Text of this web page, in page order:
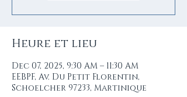
Heure et lieu
Dec 07, 2025, 9:30 AM – 11:30 AM
EEBPF, Av. Du Petit Florentin,
Schoelcher 97233, Martinique